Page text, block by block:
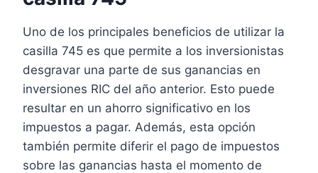
Uno de los principales beneficios de utilizar la
casilla 745 es que permite a los inversionistas
desgravar una parte de sus ganancias en
inversiones RIC del año anterior. Esto puede
resultar en un ahorro significativo en los
impuestos a pagar. Además, esta opción
también permite diferir el pago de impuestos
sobre las ganancias hasta el momento de